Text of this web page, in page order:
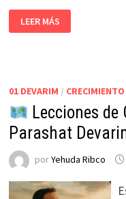
LEER MÁS
01 DEVARIM / CRECIMIENTO
Lecciones
Parashat
porYehuda Ribco